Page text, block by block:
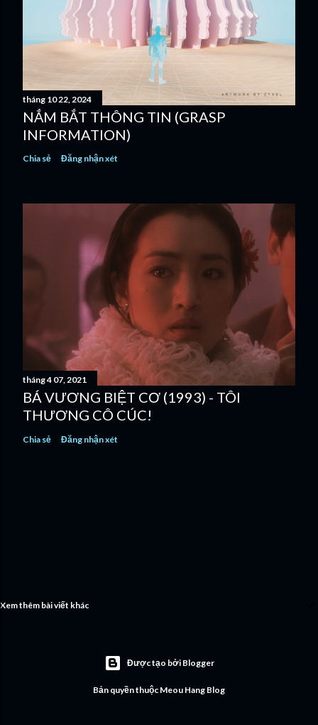
tháng 10 22, 2024
NẮM BẮT THÔNG TIN (GRASP
INFORMATION)
Chia sẻ Đăng nhận xét
tháng 4 07, 2021
BÁ VƯƠNG BIỆT CƠ (1993) - TÔI
THƯƠNG CÔ CÚC!
Chia sẻ Đăng nhận xét
Xem thêm bài viết khác
Được tạo bởi Blogger
Bản quyền thuộc Meou Hang Blog